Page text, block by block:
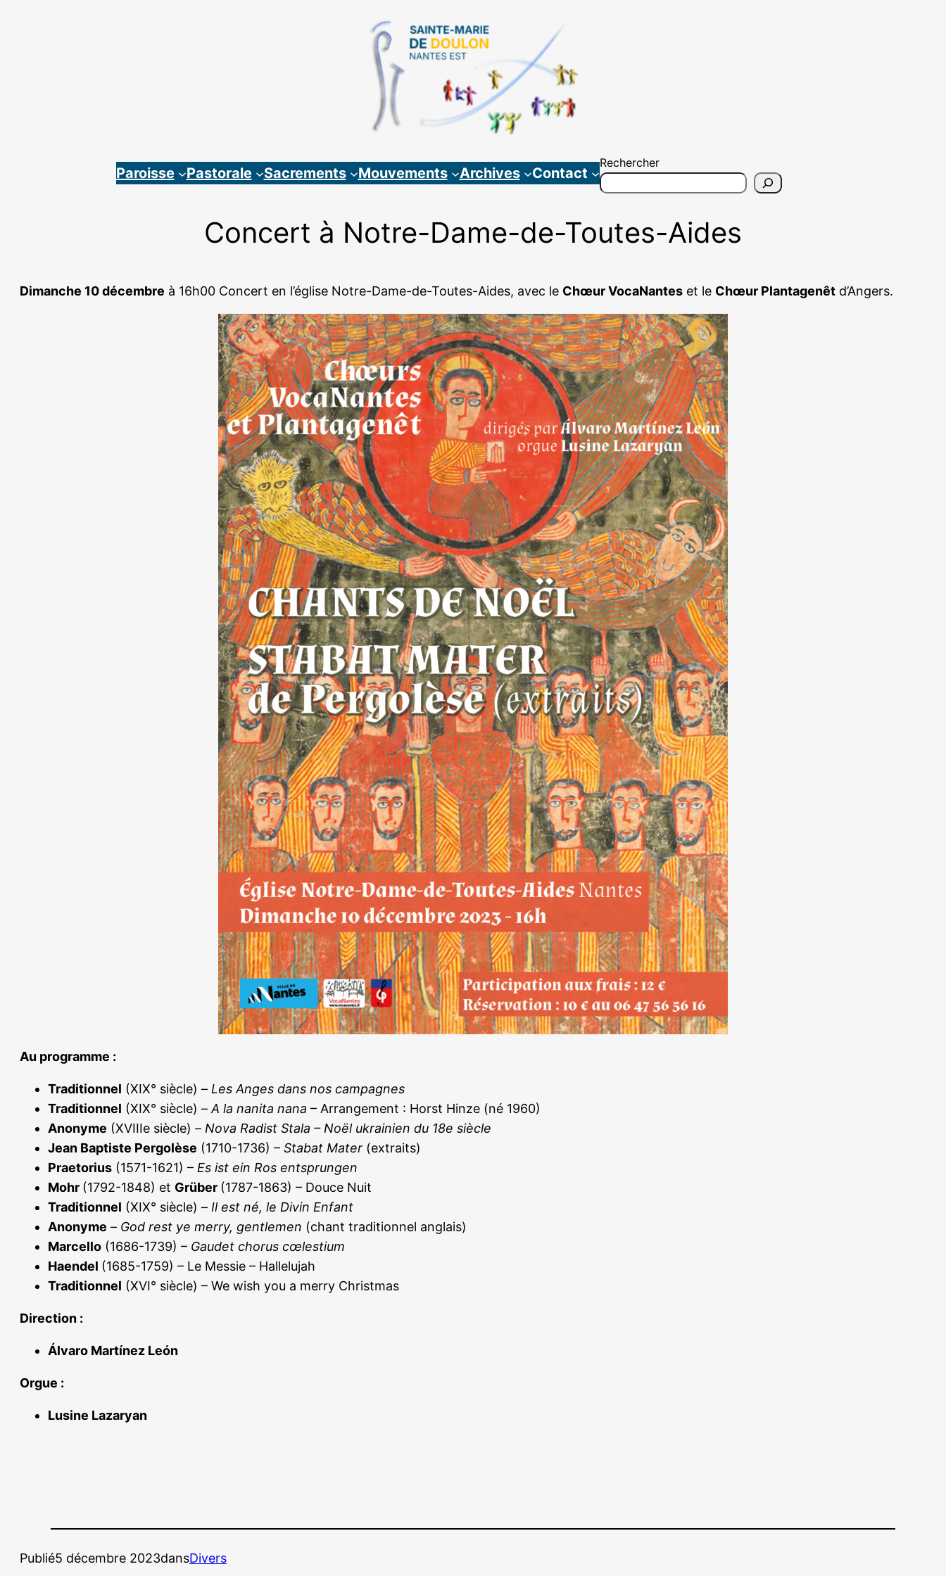
Paroisse Pastorale Sacrements Mouvements Archives Contact
Rechercher
Concert à Notre-Dame-de-Toutes-Aides
Dimanche 10 décembre à 16h00 Concert en l’église Notre-Dame-de-Toutes-Aides, avec le Chœur VocaNantes et le Chœur Plantagenêt d’Angers.
Au programme :
Traditionnel (XIX° siècle) – Les Anges dans nos campagnes
Traditionnel (XIX° siècle) – A la nanita nana – Arrangement : Horst Hinze (né 1960)
Anonyme (XVIIIe siècle) – Nova Radist Stala – Noël ukrainien du 18e siècle
Jean Baptiste Pergolèse (1710-1736) – Stabat Mater (extraits)
Praetorius (1571-1621) – Es ist ein Ros entsprungen
Mohr (1792-1848) et Grüber (1787-1863) – Douce Nuit
Traditionnel (XIX° siècle) – Il est né, le Divin Enfant
Anonyme – God rest ye merry, gentlemen (chant traditionnel anglais)
Marcello (1686-1739) – Gaudet chorus cœlestium
Haendel (1685-1759) – Le Messie – Hallelujah
Traditionnel (XVI° siècle) – We wish you a merry Christmas
Direction :
Álvaro Martínez León
Orgue :
Lusine Lazaryan
Publié5 décembre 2023dansDivers